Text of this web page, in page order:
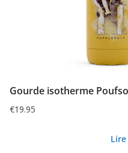
Gourde isotherme
€19.95